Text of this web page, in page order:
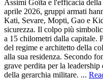
Assimi Goïta e l'efficacia
aprile 2026, gruppi armati
Kati, Sevare, Mopti, Gao e
sicurezza. Il colpo più
a 15 chilometri dalla capitale.
del regime e architetto della
alla sua residenza. Secondo
grave perdita per la
della gerarchia militare. ...